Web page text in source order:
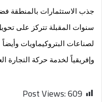
وإفريقياً لخدمة حركة التجارة
Post Views:609